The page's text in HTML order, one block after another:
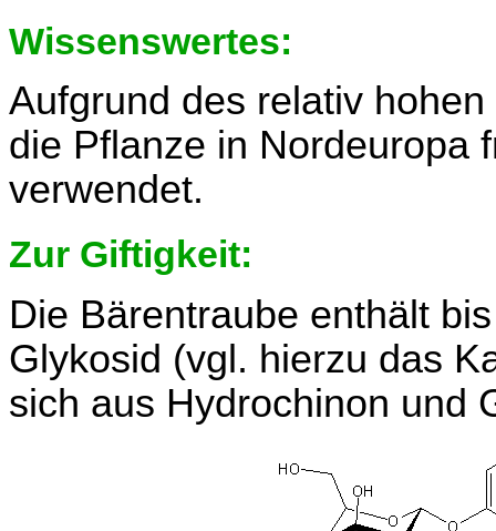
Wissenswertes:
Aufgrund des relativ
die Pflanze in Nordeuropa
verwendet.
Zur Giftigkeit:
Die Bärentraube enthält
Glykosid (vgl. hierzu das
sich aus Hydrochinon und